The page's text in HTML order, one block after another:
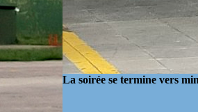
La soirée se termine vers